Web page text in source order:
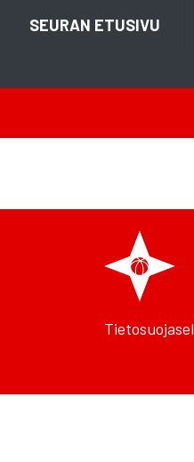
SEURAN ETUSIVU